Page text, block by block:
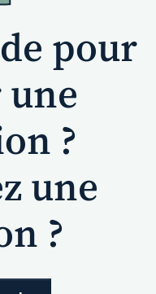
pour
?
une
?